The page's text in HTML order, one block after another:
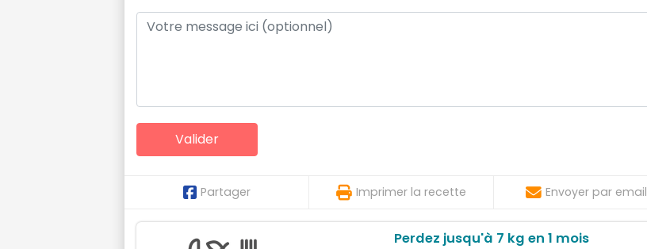
Partager Imprimer la recette Envoyer par email
Perdez jusqu'à 7 kg en 1 mois